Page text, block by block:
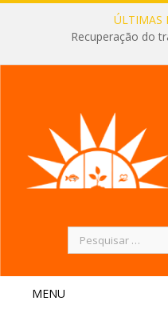
ÚLTIMAS
Recuperação do
Pesquisar
por:
MENU